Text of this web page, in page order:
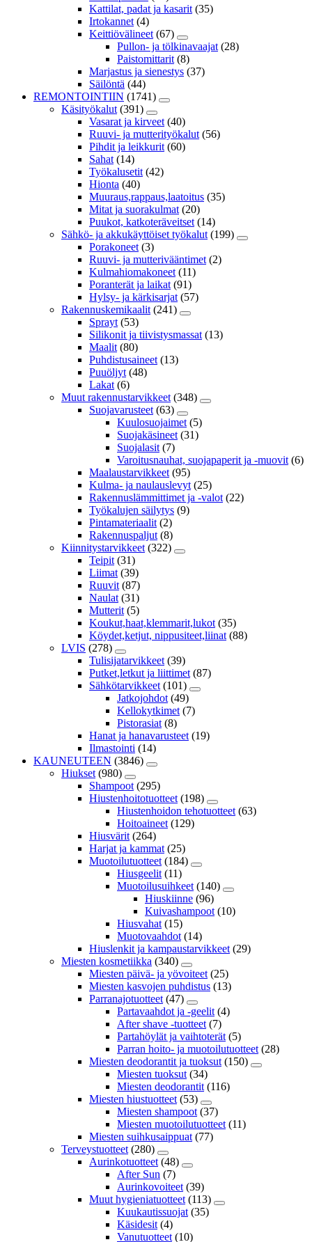
Kattilat, padat ja kasarit (35)
Irtokannet (4)
Keittiövälineet (67)
Pullon- ja tölkinavaajat (28)
Paistomittarit (8)
Marjastus ja sienestys (37)
Säilöntä (44)
REMONTOINTIIN (1741)
Käsityökalut (391)
Vasarat ja kirveet (40)
Ruuvi- ja mutterityökalut (56)
Pihdit ja leikkurit (60)
Sahat (14)
Työkalusetit (42)
Hionta (40)
Muuraus,rappaus,laatoitus (35)
Mitat ja suorakulmat (20)
Puukot, katkoteräveitset (14)
Sähkö- ja akkukäyttöiset työkalut (199)
Porakoneet (3)
Ruuvi- ja mutterivääntimet (2)
Kulmahiomakoneet (11)
Poranterät ja laikat (91)
Hylsy- ja kärkisarjat (57)
Rakennuskemikaalit (241)
Sprayt (53)
Silikonit ja tiivistysmassat (13)
Maalit (80)
Puhdistusaineet (13)
Puuöljyt (48)
Lakat (6)
Muut rakennustarvikkeet (348)
Suojavarusteet (63)
Kuulosuojaimet (5)
Suojakäsineet (31)
Suojalasit (7)
Varoitusnauhat, suojapaperit ja -muovit (6)
Maalaustarvikkeet (95)
Kulma- ja naulauslevyt (25)
Rakennuslämmittimet ja -valot (22)
Työkalujen säilytys (9)
Pintamateriaalit (2)
Rakennuspaljut (8)
Kiinnitystarvikkeet (322)
Teipit (31)
Liimat (39)
Ruuvit (87)
Naulat (31)
Mutterit (5)
Koukut,haat,klemmarit,lukot (35)
Köydet,ketjut, nippusiteet,liinat (88)
LVIS (278)
Tulisijatarvikkeet (39)
Putket,letkut ja liittimet (87)
Sähkötarvikkeet (101)
Jatkojohdot (49)
Kellokytkimet (7)
Pistorasiat (8)
Hanat ja hanavarusteet (19)
Ilmastointi (14)
KAUNEUTEEN (3846)
Hiukset (980)
Shampoot (295)
Hiustenhoitotuotteet (198)
Hiustenhoidon tehotuotteet (63)
Hoitoaineet (129)
Hiusvärit (264)
Harjat ja kammat (25)
Muotoilutuotteet (184)
Hiusgeelit (11)
Muotoilusuihkeet (140)
Hiuskiinne (96)
Kuivashampoot (10)
Hiusvahat (15)
Muotovaahdot (14)
Hiuslenkit ja kampaustarvikkeet (29)
Miesten kosmetiikka (340)
Miesten päivä- ja yövoiteet (25)
Miesten kasvojen puhdistus (13)
Parranajotuotteet (47)
Partavaahdot ja -geelit (4)
After shave -tuotteet (7)
Partahöylät ja vaihtoterät (5)
Parran hoito- ja muotoilutuotteet (28)
Miesten deodorantit ja tuoksut (150)
Miesten tuoksut (34)
Miesten deodorantit (116)
Miesten hiustuotteet (53)
Miesten shampoot (37)
Miesten muotoilutuotteet (11)
Miesten suihkusaippuat (77)
Terveystuotteet (280)
Aurinkotuotteet (48)
After Sun (7)
Aurinkovoiteet (39)
Muut hygieniatuotteet (113)
Kuukautissuojat (35)
Käsidesit (4)
Vanutuotteet (10)